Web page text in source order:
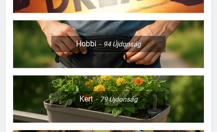
Hobbi 94Újdonság
Kert 79Újdonság